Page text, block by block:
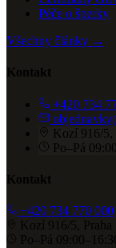
Péče o šperky
Všechny články →
Kontakt
+420 734
Kozí 916/5,
Po–Pá
Kontakt
+420 734 770 000
Kozí 916/5, Praha
Po–Pá